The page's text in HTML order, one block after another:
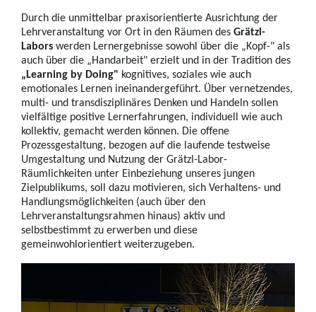
Durch die unmittelbar praxisorientierte Ausrichtung der
Lehrveranstaltung vor Ort in den Räumen des Grätzl-
Labors werden Lernergebnisse sowohl über die „Kopf-" als
auch über die „Handarbeit" erzielt und in der Tradition des
„Learning by Doing" kognitives, soziales wie auch
emotionales Lernen ineinandergeführt. Über vernetzendes,
multi- und transdisziplinäres Denken und Handeln sollen
vielfältige positive Lernerfahrungen, individuell wie auch
kollektiv, gemacht werden können. Die offene
Prozessgestaltung, bezogen auf die laufende testweise
Umgestaltung und Nutzung der Grätzl-Labor-
Räumlichkeiten unter Einbeziehung unseres jungen
Zielpublikums, soll dazu motivieren, sich Verhaltens- und
Handlungsmöglichkeiten (auch über den
Lehrveranstaltungsrahmen hinaus) aktiv und
selbstbestimmt zu erwerben und diese
gemeinwohlorientiert weiterzugeben.